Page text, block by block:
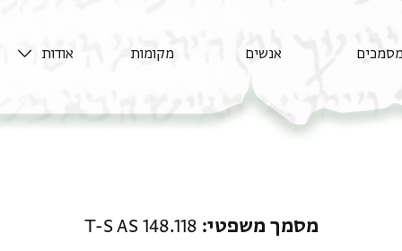
מסמכים אנשים מקומות אודות
מסמך משפטי T-S AS 148.118